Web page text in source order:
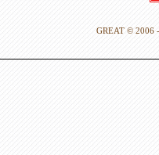
GREAT © 2006